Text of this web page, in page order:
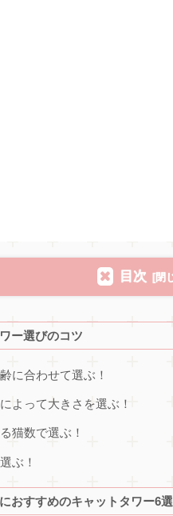
目次
ー選びのコツ
に合わせて選ぶ！
よって大きさを選ぶ！
猫数で選ぶ！
ぶ！
おすすめのキャットタワー6選